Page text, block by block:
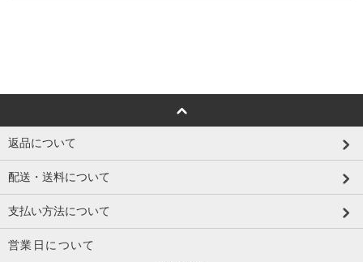
返品について
配送・送料について
支払い方法について
営業日について